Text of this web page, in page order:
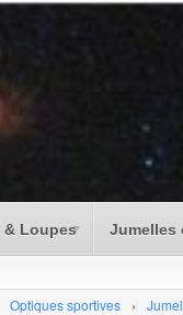
& Loupes Jumelles
Optiques sportives ›